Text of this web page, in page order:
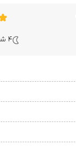
4 شب اقامت